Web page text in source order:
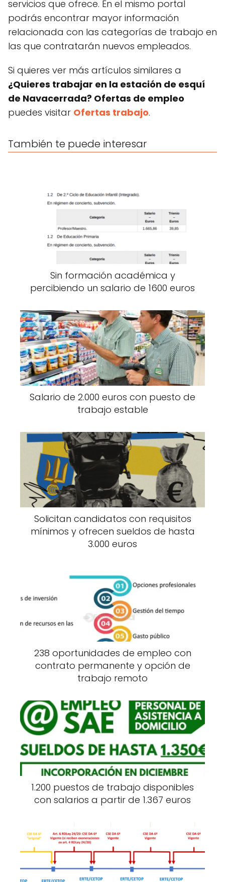
servicios que ofrece. En el mismo portal
podrás encontrar mayor información
relacionada con las categorías de trabajo en
las que contratarán nuevos empleados.
Si quieres ver más artículos similares a
¿Quieres trabajar en la estación de esquí
de Navacerrada? Ofertas de empleo
puedes visitar Ofertas trabajo.
También te puede interesar
Sin formación académica y
percibiendo un salario de 1600 euros
Salario de 2.000 euros con puesto de
trabajo estable
Solicitan candidatos con requisitos
mínimos y ofrecen sueldos de hasta
3.000 euros
238 oportunidades de empleo con
contrato permanente y opción de
trabajo remoto
1.200 puestos de trabajo disponibles
con salarios a partir de 1.367 euros